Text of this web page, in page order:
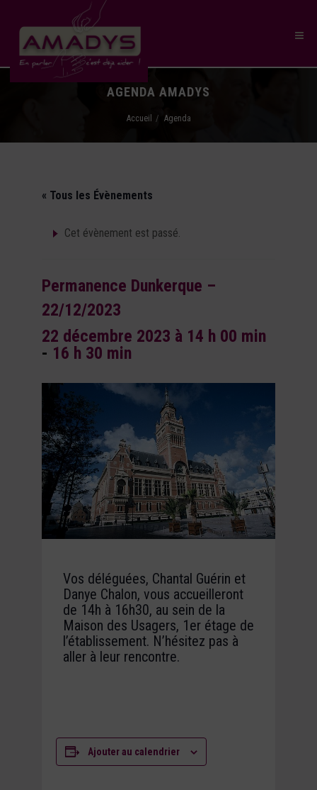
AGENDA AMADYS
Accueil Agenda
« Tous les Évènements
Cet évènement est passé.
Permanence Dunkerque –
22/12/2023
22 décembre 2023 à 14 h 00 min
- 16 h 30 min
Vos déléguées, Chantal Guérin et
Danye Chalon, vous accueilleront
de 14h à 16h30, au sein de la
Maison des Usagers, 1er étage de
l’établissement. N’hésitez pas à
aller à leur rencontre.
Ajouter au calendrier